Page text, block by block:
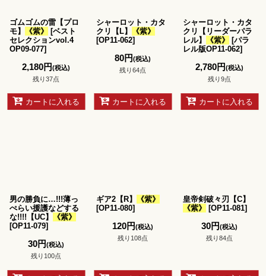
ゴムゴムの雷【プロ
モ】
《紫》 [ベスト
セレクションvol.4
OP09-077]
2,180円(税込)
残り37点
カートに入れる
シャーロット・カタ
クリ【L】
《紫》
[OP11-062]
80円(税込)
残り64点
カートに入れる
シャーロット・カタ
クリ【リーダーパラ
レル】
《紫》 [パラ
レル版OP11-062]
2,780円(税込)
残り9点
カートに入れる
男の勝負に…!!!薄っ
ぺらい援護などする
な!!!!【UC】
《紫》
[OP11-079]
30円(税込)
残り100点
ギア2【R】
《紫》
[OP11-080]
120円(税込)
残り108点
皇帝剣破々刃【C】
《紫》
[OP11-081]
30円(税込)
残り84点